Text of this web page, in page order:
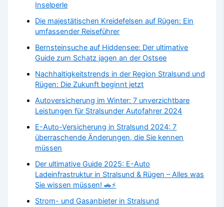
Inselperle
Die majestätischen Kreidefelsen auf Rügen: Ein
umfassender Reiseführer
Bernsteinsuche auf Hiddensee: Der ultimative
Guide zum Schatz jagen an der Ostsee
Nachhaltigkeitstrends in der Region Stralsund und
Rügen: Die Zukunft beginnt jetzt
Autoversicherung im Winter: 7 unverzichtbare
Leistungen für Stralsunder Autofahrer 2024
E-Auto-Versicherung in Stralsund 2024: 7
überraschende Änderungen, die Sie kennen
müssen
Der ultimative Guide 2025: E-Auto
Ladeinfrastruktur in Stralsund & Rügen – Alles was
Sie wissen müssen! 🚗⚡
Strom- und Gasanbieter in Stralsund